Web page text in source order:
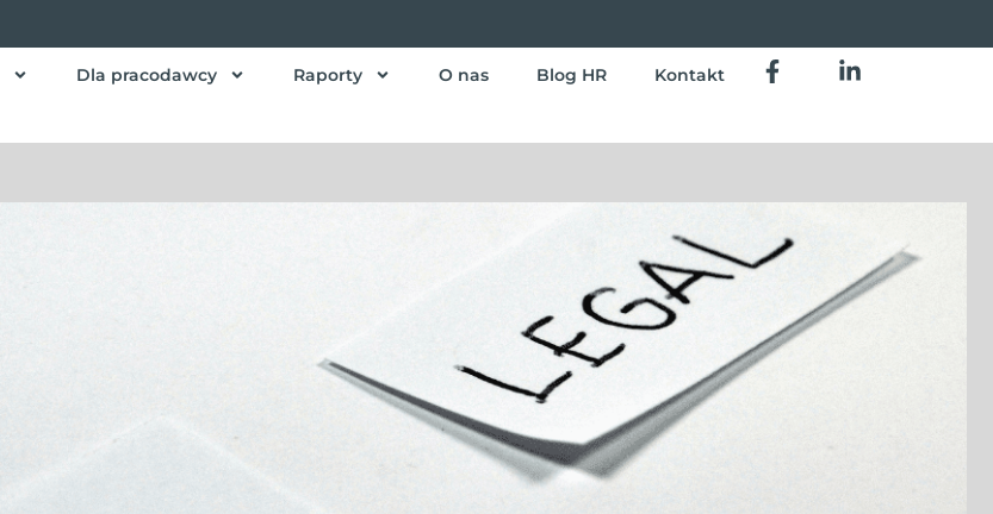
Dla pracodawcy Raporty O nas Blog HR Kontakt